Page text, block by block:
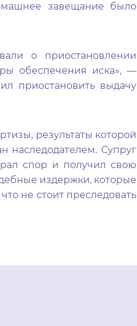
завещание было
о приостановлении
обеспечения иска», —
приостановить выдачу
результаты которой
наследодателем. Супруг
спор и получил свою
издержки, которые
не стоит преследовать